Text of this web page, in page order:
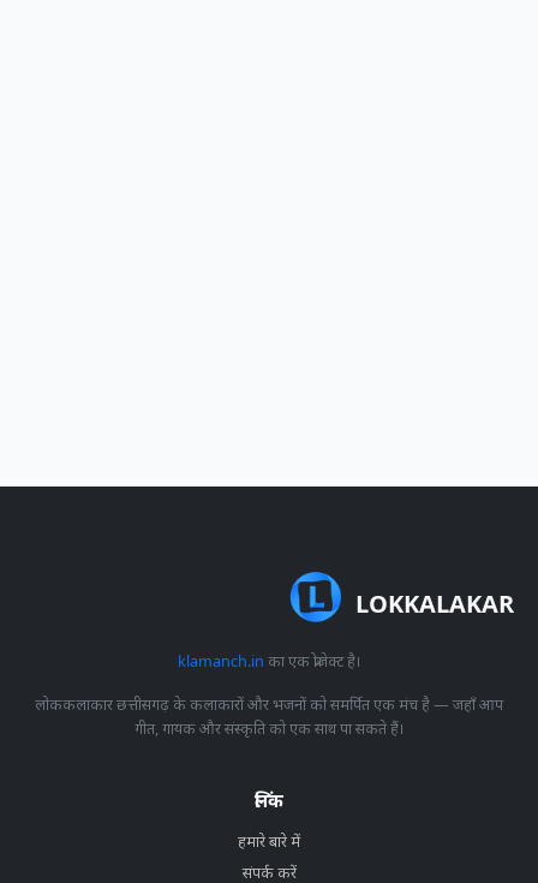
LOKKALAKAR
klamanch.in का एक प्रोजेक्ट है।
लोककलाकार छत्तीसगढ़ के कलाकारों और भजनों को समर्पित एक मंच है — जहाँ आप
गीत, गायक और संस्कृति को एक साथ पा सकते हैं।
लिंक
हमारे बारे में
संपर्क करें